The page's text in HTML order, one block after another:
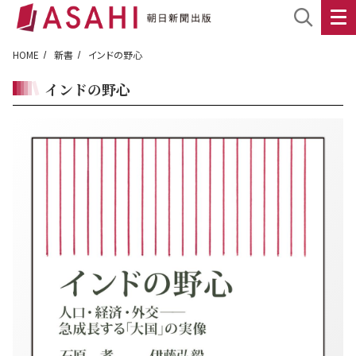
HOME 新書 インドの野心
インドの野心